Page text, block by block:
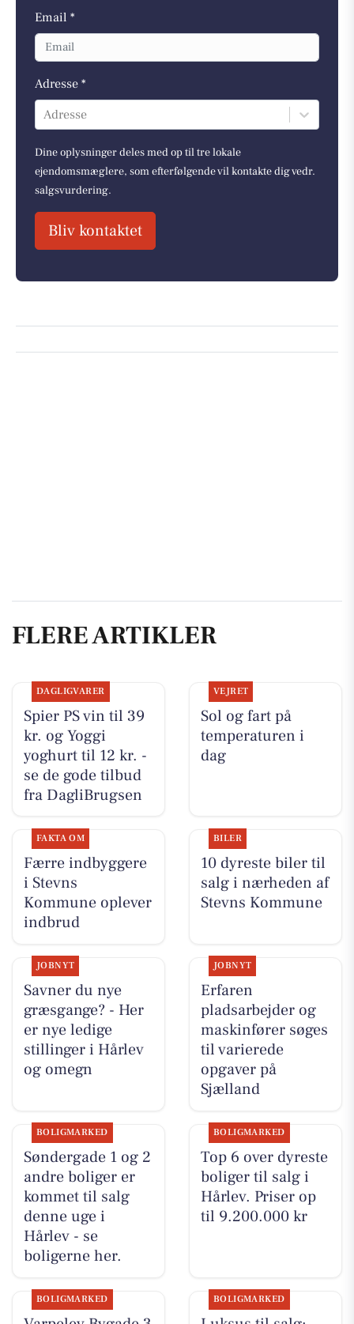
Email *
Adresse *
Adresse
Dine oplysninger deles med op til tre lokale
ejendomsmæglere, som efterfølgende vil kontakte dig vedr.
salgsvurdering.
Bliv kontaktet
FLERE ARTIKLER
DAGLIGVARER
Spier PS vin til 39
kr. og Yoggi
yoghurt til 12 kr. -
se de gode tilbud
fra DagliBrugsen
VEJRET
Sol og fart på
temperaturen i
dag
FAKTA OM
Færre indbyggere
i Stevns
Kommune oplever
indbrud
BILER
10 dyreste biler til
salg i nærheden af
Stevns Kommune
JOBNYT
Savner du nye
græsgange? - Her
er nye ledige
stillinger i Hårlev
og omegn
JOBNYT
Erfaren
pladsarbejder og
maskinfører søges
til varierede
opgaver på
Sjælland
BOLIGMARKED
Søndergade 1 og 2
andre boliger er
kommet til salg
denne uge i
Hårlev - se
boligerne her.
BOLIGMARKED
Top 6 over dyreste
boliger til salg i
Hårlev. Priser op
til 9.200.000 kr
BOLIGMARKED BOLIGMARKED